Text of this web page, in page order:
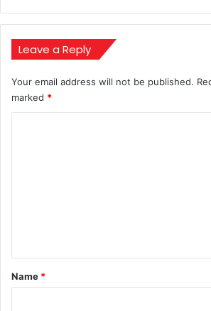
Mukesh,
to
back
out
Leave a Reply
Your email address will not be published.
marked *
*
Name *